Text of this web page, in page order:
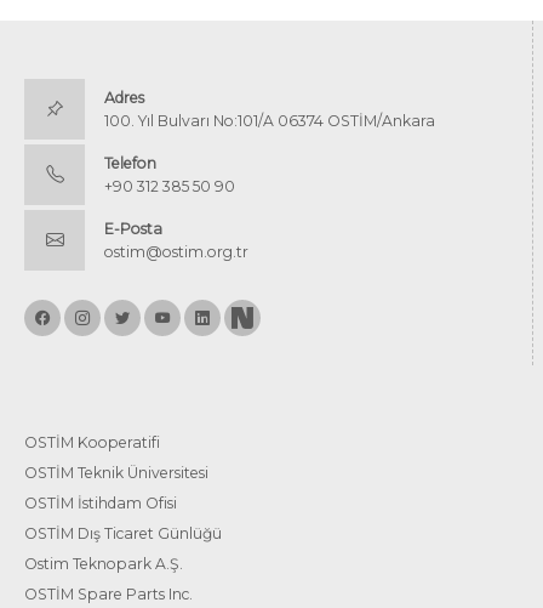
Adres
100. Yıl Bulvarı No:101/A 06374 OSTİM/Ankara
Telefon
+90 312 385 50 90
E-Posta
ostim@ostim.org.tr
OSTİM Kooperatifi
OSTİM Teknik Üniversitesi
OSTİM İstihdam Ofisi
OSTİM Dış Ticaret Günlüğü
Ostim Teknopark A.Ş.
OSTİM Spare Parts Inc.